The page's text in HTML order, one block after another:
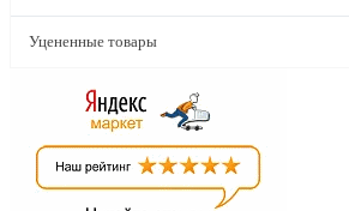
Уцененные товары